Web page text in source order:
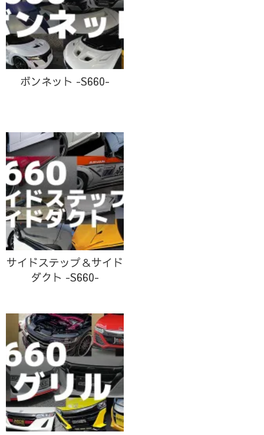
ボンネット -S660-
サイドステップ＆サイド
ダクト -S660-